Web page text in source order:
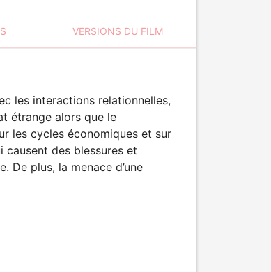
VERSIONS DU FILM
les interactions relationnelles,
étrange alors que le
les cycles économiques et sur
causent des blessures et
De plus, la menace d’une